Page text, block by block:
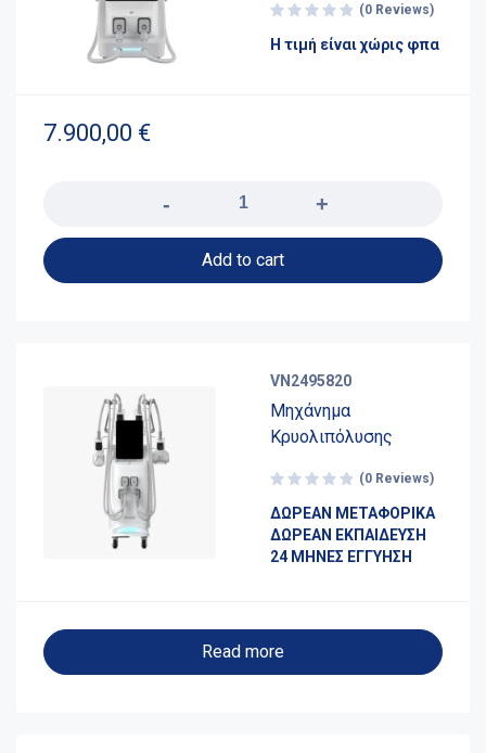
(0 Reviews)
H τιμή είναι χώρις φπα
7.900,00 €
Add to cart
VN2495820
Mηχάνημα
Κρυολιπόλυσης
(0 Reviews)
ΔΩΡΕΑΝ ΜΕΤΑΦΟΡΙΚΑ
ΔΩΡΕΑΝ ΕΚΠΑΙΔΕΥΣΗ
24 ΜΗΝΕΣ ΕΓΓΥΗΣΗ
Read more